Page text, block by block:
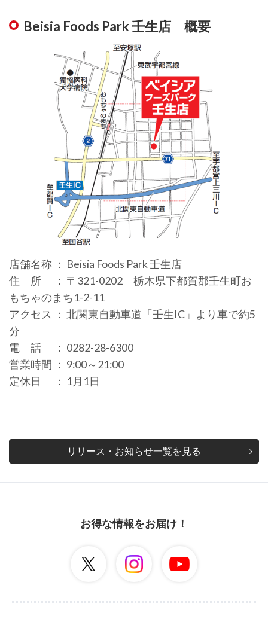
Beisia Foods Park 壬生店 概要
店舗名称 ： Beisia Foods Park 壬生店
住 所 ： 〒321-0202 栃木県下都賀郡壬生町お
もちゃのまち1-2-11
アクセス ： 北関東自動車道「壬生IC」より車で約5
分
電 話 ： 0282-28-6300
営業時間 ： 9:00～21:00
定休日 ： 1月1日
リリース・お知らせ一覧を見る
お得な情報をお届け！